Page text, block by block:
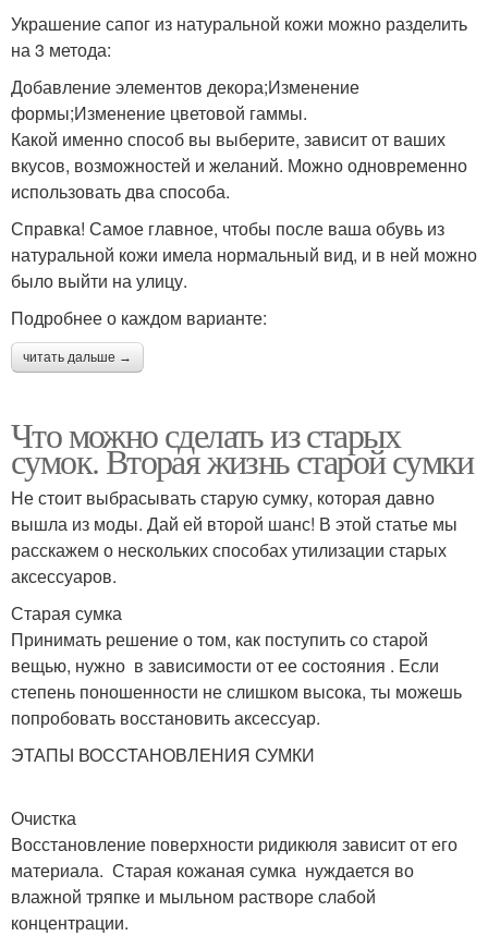
Украшение сапог из натуральной кожи можно разделить
на 3 метода:
Добавление элементов декора;Изменение
формы;Изменение цветовой гаммы.
Какой именно способ вы выберите, зависит от ваших
вкусов, возможностей и желаний. Можно одновременно
использовать два способа.
Справка! Самое главное, чтобы после ваша обувь из
натуральной кожи имела нормальный вид, и в ней можно
было выйти на улицу.
Подробнее о каждом варианте:
читать дальше →
Что можно сделать из старых
сумок. Вторая жизнь старой сумки
Не стоит выбрасывать старую сумку, которая давно
вышла из моды. Дай ей второй шанс! В этой статье мы
расскажем о нескольких способах утилизации старых
аксессуаров.
Старая сумка
Принимать решение о том, как поступить со старой
вещью, нужно в зависимости от ее состояния . Если
степень поношенности не слишком высока, ты можешь
попробовать восстановить аксессуар.
ЭТАПЫ ВОССТАНОВЛЕНИЯ СУМКИ
Очистка
Восстановление поверхности ридикюля зависит от его
материала. Старая кожаная сумка нуждается во
влажной тряпке и мыльном растворе слабой
концентрации.